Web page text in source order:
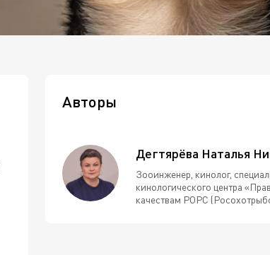
Авторы
Дегтярёва Наталья
Зооинженер, кинолог,
кинологического центра
качествам РОРС